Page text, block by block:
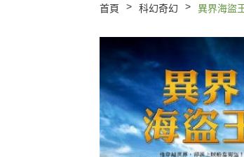
首頁 > 科幻奇幻 > 異界海盜